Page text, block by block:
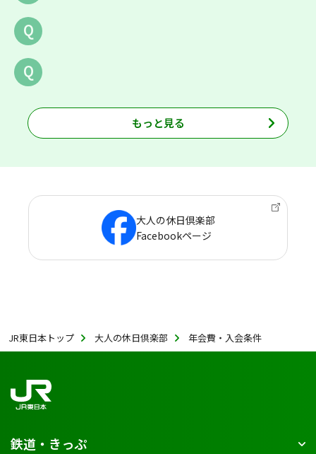
Q
Q
もっと見る
大人の休日倶楽部
Facebookページ
JR東日本トップ 大人の休日倶楽部 年会費・入会条件
鉄道・きっぷ